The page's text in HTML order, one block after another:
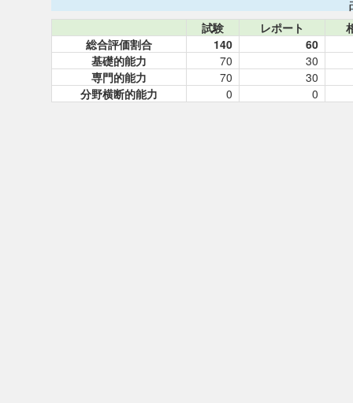
試験 レポート
総合評価割合
140
60
基礎的能力
70
30
専門的能力
70
30
分野横断的能力
0 0